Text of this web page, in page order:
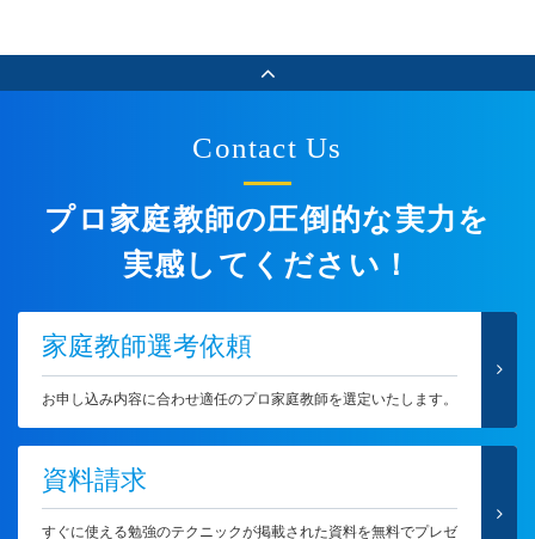
Contact Us
プロ家庭教師の圧倒的な実力を
実感してください！
家庭教師選考依頼
お申し込み内容に合わせ適任のプロ家庭教師を選定いたします。
資料請求
すぐに使える勉強のテクニックが掲載された資料を無料でプレゼ